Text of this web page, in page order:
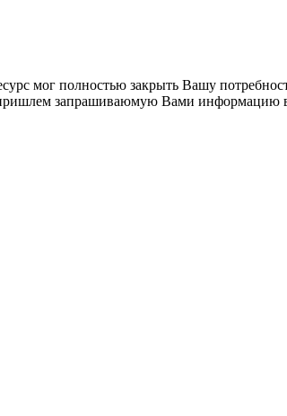
мог полностью закрыть Вашу
запрашиваюмую Вами информацию